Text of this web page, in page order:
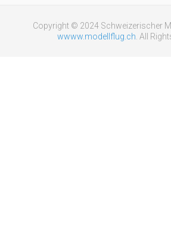
Copyright © 2024 Schweizerischer
wwww.modellflug.ch . All